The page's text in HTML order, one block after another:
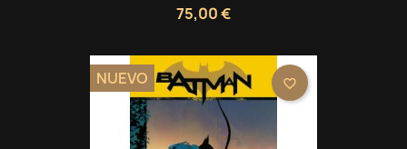
75,00 €
NUEVO favorite_border